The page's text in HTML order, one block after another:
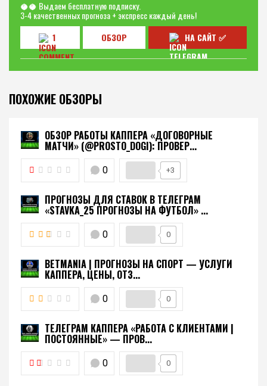
🥥🥥 Выдаем бесплатную подписку.
3-4 качественных прогноза + экспресс каждый день!
1
ОБЗОР НА САЙТ ✅
ПОХОЖИЕ ОБЗОРЫ
ОБЗОР РАБОТЫ КАППЕРА «ДОГОВОРНЫЕ
МАТЧИ» (@PROSTO_DOGI): ПРОВЕР...
0 +3
ПРОГНОЗЫ ДЛЯ СТАВОК В ТЕЛЕГРАМ
«STAVKA_25 ПРОГНОЗЫ НА ФУТБОЛ» ...
0 0
BETMANIA | ПРОГНОЗЫ НА СПОРТ — УСЛУГИ
КАППЕРА, ЦЕНЫ, ОТЗ...
0 0
ТЕЛЕГРАМ КАППЕРА «РАБОТА С КЛИЕНТАМИ |
ПОСТОЯННЫЕ» — ПРОВ...
0 0